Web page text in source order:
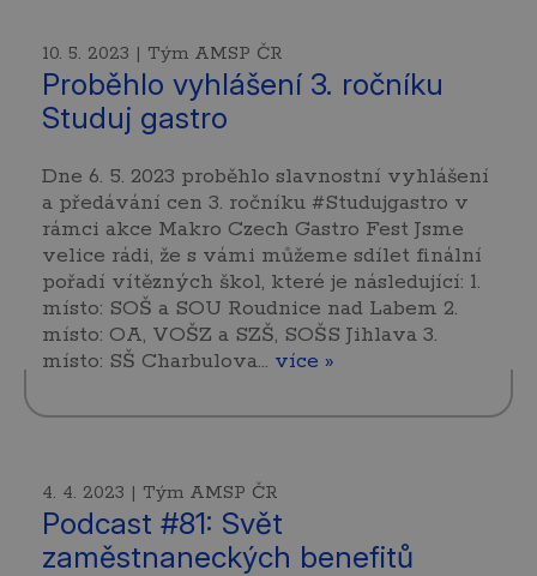
10. 5. 2023 | Tým AMSP ČR
Proběhlo vyhlášení 3. ročníku
Studuj gastro
Dne 6. 5. 2023 proběhlo slavnostní vyhlášení
a předávání cen 3. ročníku #Studujgastro v
rámci akce Makro Czech Gastro Fest Jsme
velice rádi, že s vámi můžeme sdílet finální
pořadí vítězných škol, které je následující: 1.
místo: SOŠ a SOU Roudnice nad Labem 2.
místo: OA, VOŠZ a SZŠ, SOŠS Jihlava 3.
místo: SŠ Charbulova… více »
4. 4. 2023 | Tým AMSP ČR
Podcast #81: Svět
zaměstnaneckých benefitů